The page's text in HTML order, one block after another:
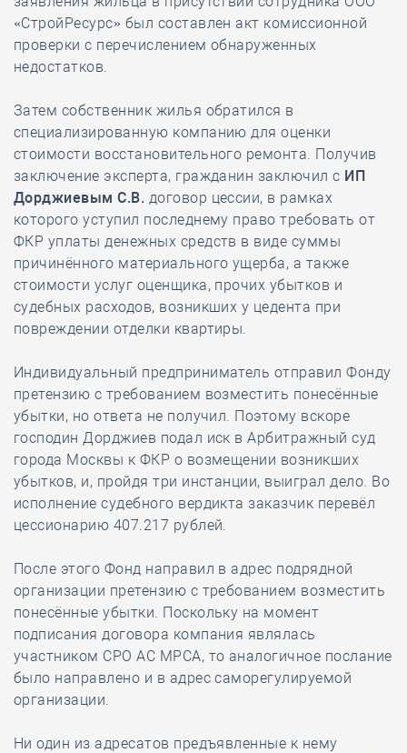
«СтройРесурс» был составлен акт комиссионной
проверки с перечислением обнаруженных
недостатков.
Затем собственник жилья обратился в
специализированную компанию для оценки
стоимости восстановительного ремонта. Получив
заключение эксперта, гражданин заключил с ИП
Дорджиевым С.В. договор цессии, в рамках
которого уступил последнему право требовать от
ФКР уплаты денежных средств в виде суммы
причинённого материального ущерба, а также
стоимости услуг оценщика, прочих убытков и
судебных расходов, возникших у цедента при
повреждении отделки квартиры.
Индивидуальный предприниматель отправил Фонду
претензию с требованием возместить понесённые
убытки, но ответа не получил. Поэтому вскоре
господин Дорджиев подал иск в Арбитражный суд
города Москвы к ФКР о возмещении возникших
убытков, и, пройдя три инстанции, выиграл дело. Во
исполнение судебного вердикта заказчик перевёл
цессионарию 407.217 рублей.
После этого Фонд направил в адрес подрядной
организации претензию с требованием возместить
понесённые убытки. Поскольку на момент
подписания договора компания являлась
участником СРО АС МРСА, то аналогичное послание
было направлено и в адрес саморегулируемой
организации.
Ни один из адресатов предъявленные к нему